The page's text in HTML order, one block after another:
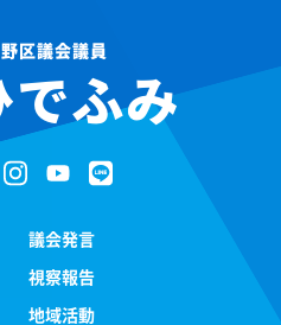
議会発言
視察報告
地域活動
区議会議員
でふみ